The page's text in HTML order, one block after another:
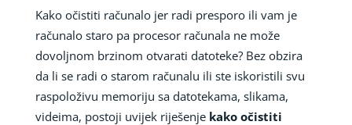
Kako očistiti računalo jer radi presporo ili vam je
računalo staro pa procesor računala ne može
dovoljnom brzinom otvarati datoteke? Bez obzira
da li se radi o starom računalu ili ste iskoristili svu
raspoloživu memoriju sa datotekama, slikama,
videima, postoji uvijek riješenje kako očistiti